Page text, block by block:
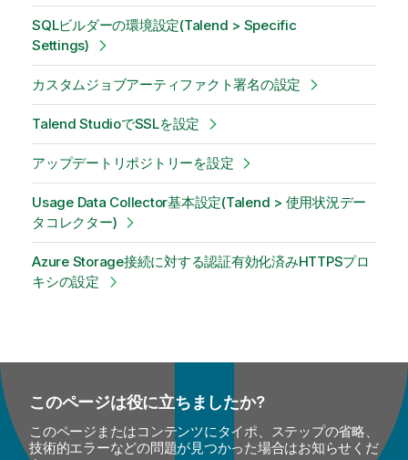
SQLビルダーの環境設定(Talend > Specific
Settings)
カスタムジョブアーティファクト署名の設定
Talend StudioでSSLを設定
アップデートリポジトリーを設定
Usage Data Collector基本設定(Talend > 使用状況デー
タコレクター)
Azure Storage接続に対する認証有効化済みHTTPSプロ
キシの設定
このページは役に立ちましたか?
このページまたはコンテンツにタイポ、ステップの省略、
技術的エラーなどの問題が見つかった場合はお知らせくだ